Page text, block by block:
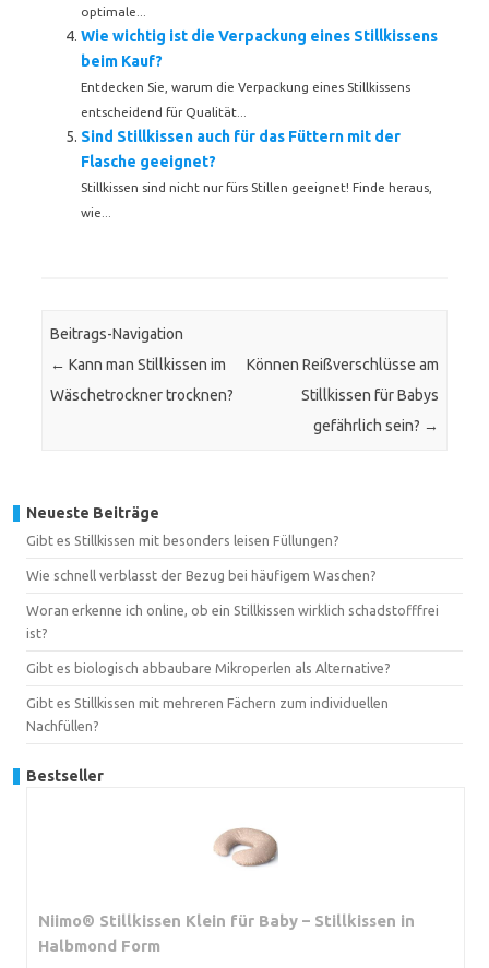
optimale...
Wie wichtig ist die Verpackung eines Stillkissens
beim Kauf?
Entdecken Sie, warum die Verpackung eines Stillkissens
entscheidend für Qualität...
Sind Stillkissen auch für das Füttern mit der
Flasche geeignet?
Stillkissen sind nicht nur fürs Stillen geeignet! Finde heraus,
wie...
Beitrags-Navigation
← Kann man Stillkissen im
Wäschetrockner trocknen?
Können Reißverschlüsse am
Stillkissen für Babys
gefährlich sein? →
Neueste Beiträge
Gibt es Stillkissen mit besonders leisen Füllungen?
Wie schnell verblasst der Bezug bei häufigem Waschen?
Woran erkenne ich online, ob ein Stillkissen wirklich schadstofffrei
ist?
Gibt es biologisch abbaubare Mikroperlen als Alternative?
Gibt es Stillkissen mit mehreren Fächern zum individuellen
Nachfüllen?
Bestseller
Niimo® Stillkissen Klein für Baby – Stillkissen in
Halbmond Form